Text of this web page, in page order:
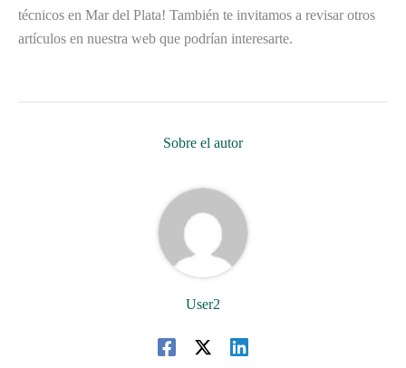
técnicos en Mar del Plata! También te invitamos a revisar otros
artículos en nuestra web que podrían interesarte.
Sobre el autor
User2